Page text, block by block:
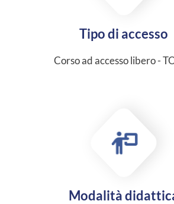
Tipo di accesso
Corso ad accesso libero -
Modalità